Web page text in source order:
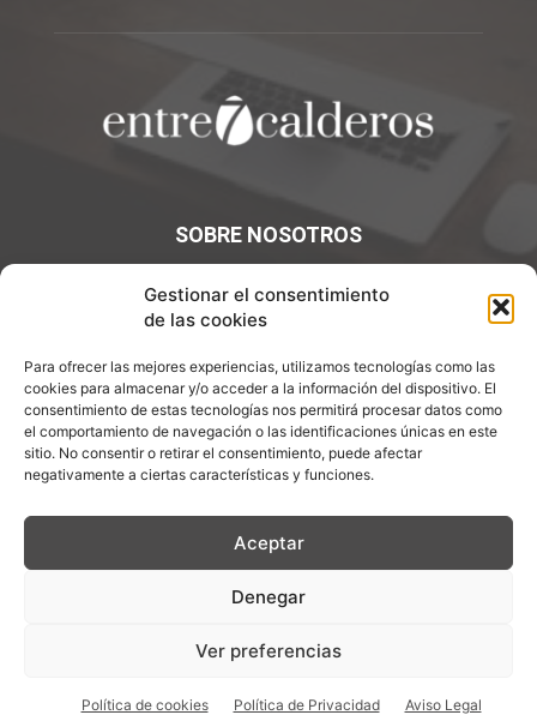
Gestionar el consentimiento
de las cookies
Para ofrecer las mejores experiencias, utilizamos tecnologías como las
cookies para almacenar y/o acceder a la información del dispositivo. El
consentimiento de estas tecnologías nos permitirá procesar datos como
el comportamiento de navegación o las identificaciones únicas en este
sitio. No consentir o retirar el consentimiento, puede afectar
negativamente a ciertas características y funciones.
Aceptar
Denegar
Ver preferencias
Política de cookies Política de Privacidad Aviso Legal
SOBRE NOSOTROS
¡Bienvenidos a Entre7Calderos.com, el lugar donde la
gastronomía y la cultura culinaria se encuentran! Sumérgete
Contáctanos:info@entre7calderos.com
SÍGUENOS
Política de Privacidad
Descargo de Responsablilidad
© Copyright 2026 - ENTRE 7 CALDEROS - Todos los derechos reservados.